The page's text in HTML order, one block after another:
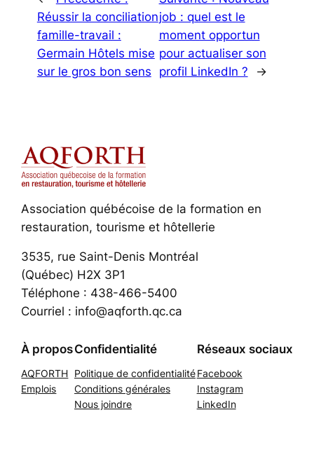
Réussir la conciliation
famille-travail :
Germain Hôtels mise
sur le gros bon sens
job : quel est le
moment opportun
pour actualiser son
profil LinkedIn ?
→
Association québécoise de la formation en
restauration, tourisme et hôtellerie
3535, rue Saint-Denis Montréal
(Québec) H2X 3P1
Téléphone : 438-466-5400
Courriel : info@aqforth.qc.ca
À propos
AQFORTH
Emplois
Confidentialité
Politique de confidentialité
Conditions générales
Nous joindre
Réseaux sociaux
Facebook
Instagram
LinkedIn